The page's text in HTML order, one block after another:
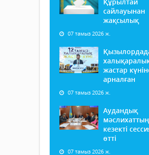
сайлауынан
жақсылық
07 тамыз 2026 ж.
жастар
арналған
07 тамыз 2026 ж.
Аудандық
мәслихаттың
кезекті
өтті
07 тамыз 2026 ж.